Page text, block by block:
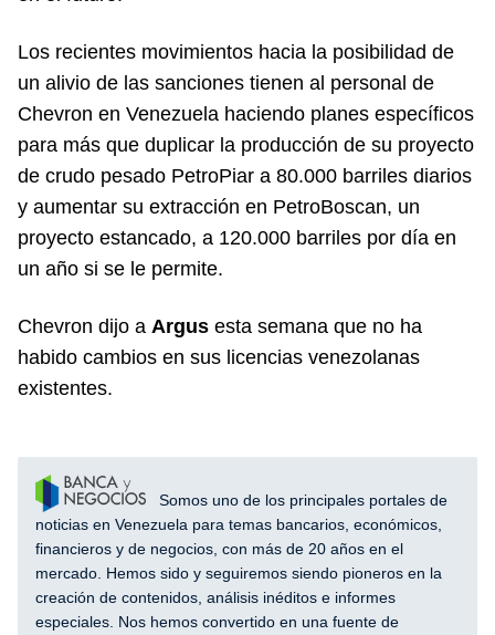
Los recientes movimientos hacia la posibilidad de
un alivio de las sanciones tienen al personal de
Chevron en Venezuela haciendo planes específicos
para más que duplicar la producción de su proyecto
de crudo pesado PetroPiar a 80.000 barriles diarios
y aumentar su extracción en PetroBoscan, un
proyecto estancado, a 120.000 barriles por día en
un año si se le permite.
Chevron dijo a Argus esta semana que no ha
habido cambios en sus licencias venezolanas
existentes.
Somos uno de los principales portales de
noticias en Venezuela para temas bancarios, económicos,
financieros y de negocios, con más de 20 años en el
mercado. Hemos sido y seguiremos siendo pioneros en la
creación de contenidos, análisis inéditos e informes
especiales. Nos hemos convertido en una fuente de